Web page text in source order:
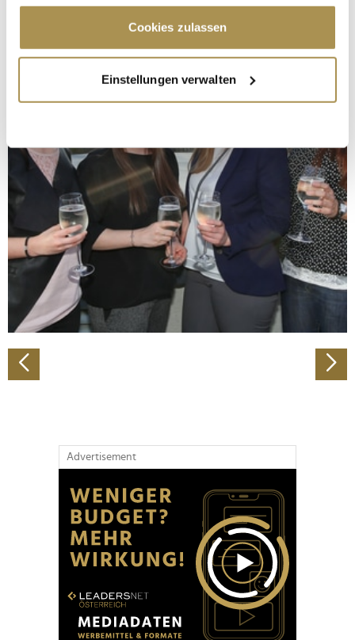
Cookie-Erklärung oder durch Klicken auf das Privacy
Trigger Symbol ändern oder widerrufen
Informationen über Ihre geografische Lage
erfassen, welche bis auf einige Meter genau sein
bestimmten Merkmalen (Fingerprinting) identifizieren
Erfahren Sie mehr darüber, wie Ihre persönlichen Daten
verarbeitet werden, und legen Sie Ihre Präferenzen im
Abschnitt Einzelheitenfest.
Wir verwenden Cookies, um Inhalte und Anzeigen zu
personalisieren, Funktionen für soziale Medien anbieten
zu können und die Zugriffe auf unsere Website zu
analysieren. Außerdem geben wir Informationen zu Ihrer
Verwendung unserer Website an unsere Partner für
soziale Medien, Werbung und Analysen weiter. Unsere
Partner führen diese Informationen möglicherweise mit
Cookies zulassen
Einstellungen verwalten
Advertisement